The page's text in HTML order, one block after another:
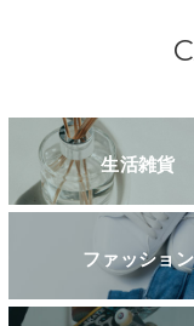
生活雑貨
ファッション